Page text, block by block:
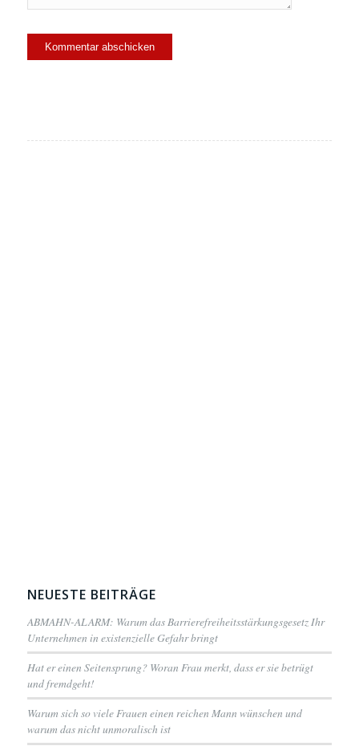
NEUESTE BEITRÄGE
ABMAHN-ALARM: Warum das Barrierefreiheitsstärkungsgesetz Ihr
Unternehmen in existenzielle Gefahr bringt
Hat er einen Seitensprung? Woran Frau merkt, dass er sie betrügt
und fremdgeht!
Warum sich so viele Frauen einen reichen Mann wünschen und
warum das nicht unmoralisch ist